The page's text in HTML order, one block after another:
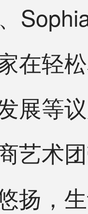
在轻
展等
艺术
扬，